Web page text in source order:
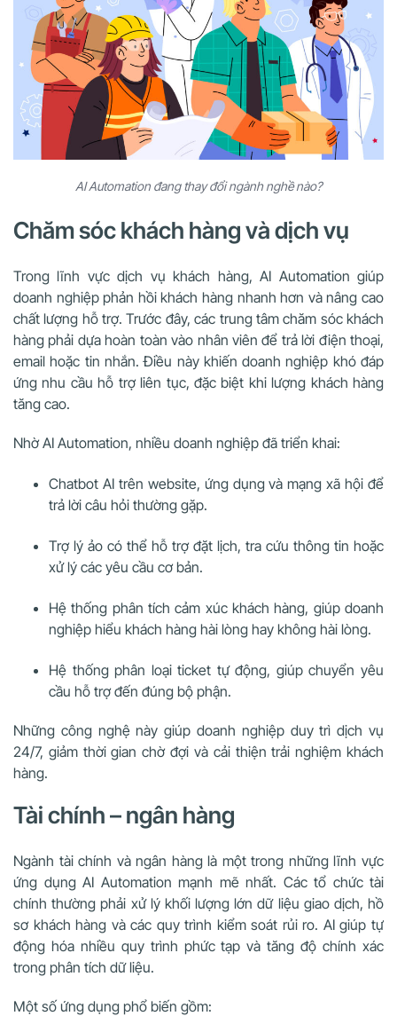
AI Automation đang thay đổi ngành nghề nào?
Chăm sóc khách hàng và dịch vụ
Trong lĩnh vực dịch vụ khách hàng, AI Automation giúp
doanh nghiệp phản hồi khách hàng nhanh hơn và nâng cao
chất lượng hỗ trợ. Trước đây, các trung tâm chăm sóc khách
hàng phải dựa hoàn toàn vào nhân viên để trả lời điện thoại,
email hoặc tin nhắn. Điều này khiến doanh nghiệp khó đáp
ứng nhu cầu hỗ trợ liên tục, đặc biệt khi lượng khách hàng
tăng cao.
Nhờ AI Automation, nhiều doanh nghiệp đã triển khai:
Chatbot AI trên website, ứng dụng và mạng xã hội để
trả lời câu hỏi thường gặp.
Trợ lý ảo có thể hỗ trợ đặt lịch, tra cứu thông tin hoặc
xử lý các yêu cầu cơ bản.
Hệ thống phân tích cảm xúc khách hàng, giúp doanh
nghiệp hiểu khách hàng hài lòng hay không hài lòng.
Hệ thống phân loại ticket tự động, giúp chuyển yêu
cầu hỗ trợ đến đúng bộ phận.
Những công nghệ này giúp doanh nghiệp duy trì dịch vụ
24/7, giảm thời gian chờ đợi và cải thiện trải nghiệm khách
hàng.
Tài chính – ngân hàng
Ngành tài chính và ngân hàng là một trong những lĩnh vực
ứng dụng AI Automation mạnh mẽ nhất. Các tổ chức tài
chính thường phải xử lý khối lượng lớn dữ liệu giao dịch, hồ
sơ khách hàng và các quy trình kiểm soát rủi ro. AI giúp tự
động hóa nhiều quy trình phức tạp và tăng độ chính xác
trong phân tích dữ liệu.
Một số ứng dụng phổ biến gồm: